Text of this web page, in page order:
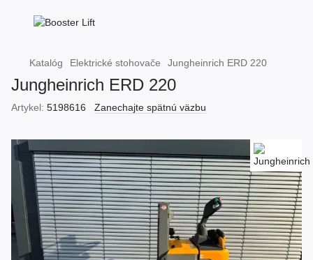
Katalóg Elektrické stohovače Jungheinrich ERD 220
Jungheinrich ERD 220
Artykel: 5198616 Zanechajte spätnú väzbu